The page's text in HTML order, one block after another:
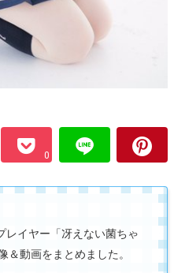
0
レイヤー「冴えない菌ちゃ
動画をまとめました。